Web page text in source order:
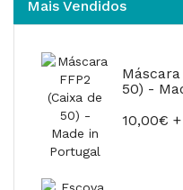
Mais Vendidos
Máscara
50) -
10,00€ +